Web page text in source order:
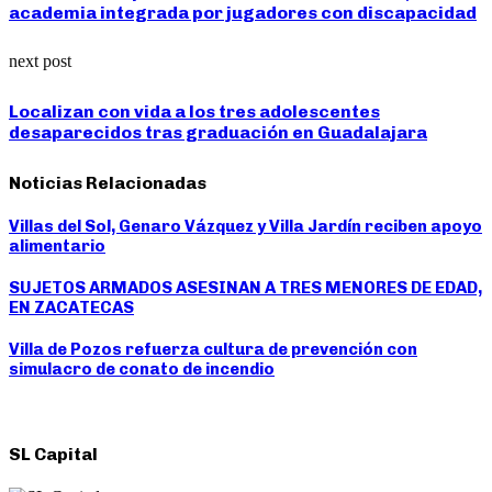
academia integrada por jugadores con discapacidad
next post
Localizan con vida a los tres adolescentes
desaparecidos tras graduación en Guadalajara
Noticias Relacionadas
Villas del Sol, Genaro Vázquez y Villa Jardín reciben apoyo
alimentario
SUJETOS ARMADOS ASESINAN A TRES MENORES DE EDAD,
EN ZACATECAS
Villa de Pozos refuerza cultura de prevención con
simulacro de conato de incendio
SL Capital